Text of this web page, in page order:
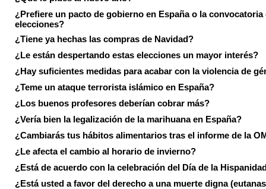
¿Prefiere un pacto de gobierno en España o la convocatoria
elecciones?
¿Tiene ya hechas las compras de Navidad?
¿Le están despertando estas elecciones un mayor interés?
¿Hay suficientes medidas para acabar con la violencia de
¿Teme un ataque terrorista islámico en España?
¿Los buenos profesores deberían cobrar más?
¿Vería bien la legalización de la marihuana en España?
¿Cambiarás tus hábitos alimentarios tras el informe de la
¿Le afecta el cambio al horario de invierno?
¿Está de acuerdo con la celebración del Día de la
¿Está usted a favor del derecho a una muerte digna